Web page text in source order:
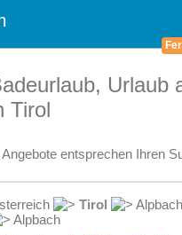
Urlaub
Tirol
Angebote entsprechen Ihren
Tirol
Alpbach